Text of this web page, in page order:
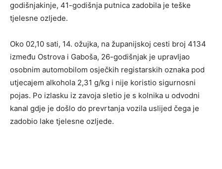
godišnjakinje, 41-godišnja putnica zadobila je teške
tjelesne ozljede.
Oko 02,10 sati, 14. ožujka, na županijskoj cesti broj 4134
između Ostrova i Gaboša, 26-godišnjak je upravljao
osobnim automobilom osječkih registarskih oznaka pod
utjecajem alkohola 2,31 g/kg i nije koristio sigurnosni
pojas. Po izlasku iz zavoja sletio je s kolnika u odvodni
kanal gdje je došlo do prevrtanja vozila uslijed čega je
zadobio lake tjelesne ozljede.